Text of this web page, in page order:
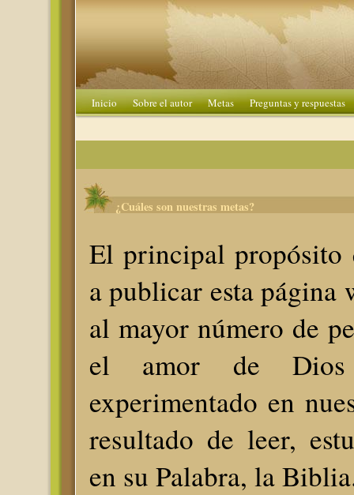
Inicio Sobre el autor Metas Preguntas y respuestas
¿Cuáles son nuestras metas?
El principal propósito
a publicar esta página
al mayor número de
el amor de Dios
experimentado en
resultado de leer,
en su Palabra, la